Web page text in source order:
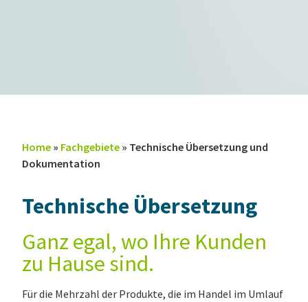
Home » Fachgebiete » Technische Übersetzung und
Dokumentation
Technische Übersetzung
Ganz egal, wo Ihre Kunden
zu Hause sind.
Für die Mehrzahl der Produkte, die im Handel im Umlauf